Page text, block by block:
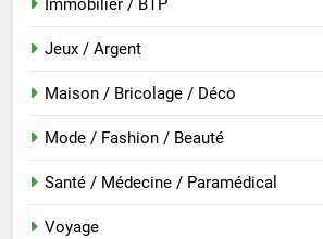
Immobilier / BTP
Jeux / Argent
Maison / Bricolage / Déco
Mode / Fashion / Beauté
Santé / Médecine / Paramédical
Voyage